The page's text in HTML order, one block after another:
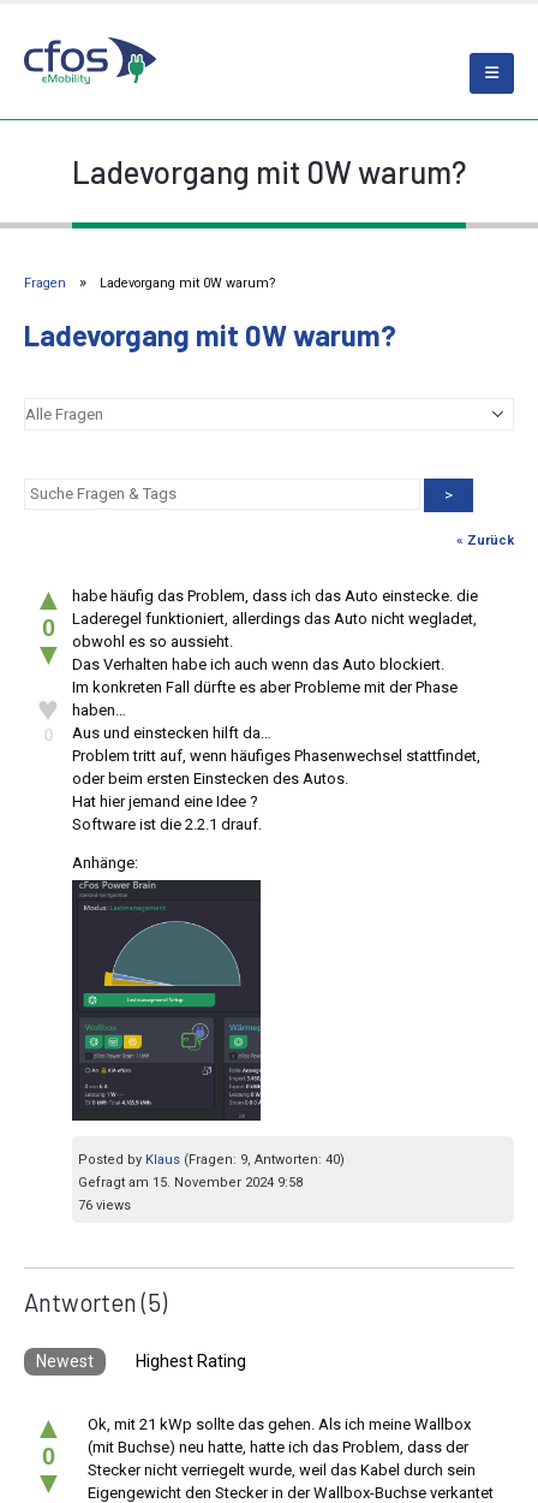
Ladevorgang mit 0W warum?
Fragen Ladevorgang mit 0W warum?
Ladevorgang mit 0W warum?
>
« Zurück
▲
0
▼
♥
0
habe häufig das Problem, dass ich das Auto einstecke. die
Laderegel funktioniert, allerdings das Auto nicht wegladet,
obwohl es so aussieht.
Das Verhalten habe ich auch wenn das Auto blockiert.
Im konkreten Fall dürfte es aber Probleme mit der Phase
haben…
Aus und einstecken hilft da…
Problem tritt auf, wenn häufiges Phasenwechsel stattfindet,
oder beim ersten Einstecken des Autos.
Hat hier jemand eine Idee ?
Software ist die 2.2.1 drauf.
Anhänge:
Posted by Klaus (Fragen: 9, Antworten: 40)
Gefragt am 15. November 2024 9:58
76 views
Antworten(5)
Newest Highest Rating
▲
0
▼
Ok, mit 21 kWp sollte das gehen. Als ich meine Wallbox
(mit Buchse) neu hatte, hatte ich das Problem, dass der
Stecker nicht verriegelt wurde, weil das Kabel durch sein
Eigengewicht den Stecker in der Wallbox-Buchse verkantet